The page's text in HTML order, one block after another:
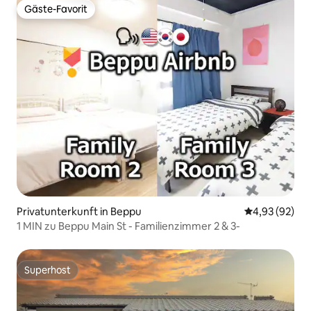
Gäste-Favorit
Gäste-Favorit
Privatunterkunft in Beppu
4,93 (92)
1 MIN zu Beppu Main St - Familienzimmer 2 & 3-
Superhost
Superhost